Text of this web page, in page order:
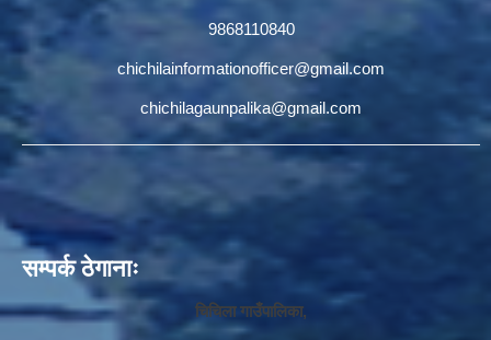
9868110840
chichilainformationofficer@gmail.com
chichilagaunpalika@gmail.com
सम्पर्क ठेगानाः
चिचिला गाउँपालिका,